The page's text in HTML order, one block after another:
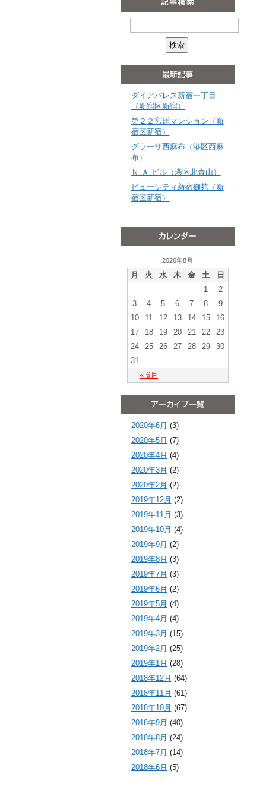
ダイアパレス新宿一丁目
（新宿区新宿）
第２２宮廷マンション（新
宿区新宿）
グラーサ西麻布（港区西麻
布）
Ｎ.Ａ.ビル（港区北青山）
ビューシティ新宿御苑（新
宿区新宿）
2026年8月
月 火 水 木 金 土 日
« 6月
1
2
3
4 5 6 7 8
9
10
11 12 13 14 15
16
17
18 19 20 21 22
23
24
25 26 27 28 29
30
31
2020年6月 (3)
2020年5月 (7)
2020年4月 (4)
2020年3月 (2)
2020年2月 (2)
2019年12月 (2)
2019年11月 (3)
2019年10月 (4)
2019年9月 (2)
2019年8月 (3)
2019年7月 (3)
2019年6月 (2)
2019年5月 (4)
2019年4月 (4)
2019年3月 (15)
2019年2月 (25)
2019年1月 (28)
2018年12月 (64)
2018年11月 (61)
2018年10月 (67)
2018年9月 (40)
2018年8月 (24)
2018年7月 (14)
2018年6月 (5)